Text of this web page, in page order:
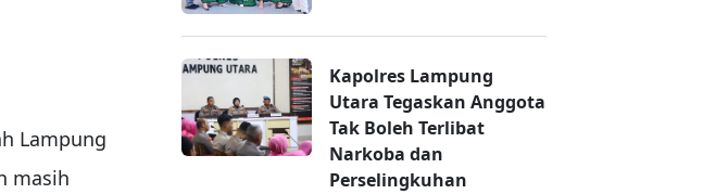
Lampung
masih
Kapolres Lampung
Utara Tegaskan Anggota
Tak Boleh Terlibat
Narkoba dan
Perselingkuhan